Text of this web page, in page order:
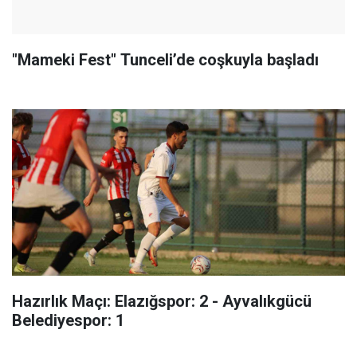
"Mameki Fest" Tunceli’de coşkuyla başladı
Hazırlık Maçı: Elazığspor: 2 - Ayvalıkgücü
Belediyespor: 1